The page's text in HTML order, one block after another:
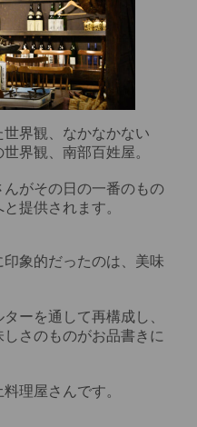
界観、なかなかない
界観、南部百姓屋。
がその日の一番のもの
提供されます。
象的だったのは、美味
ーを通して再構成し、
さのものがお品書きに
理屋さんです。